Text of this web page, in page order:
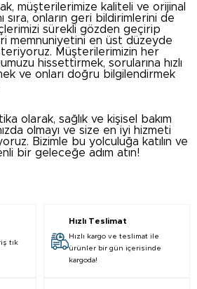
müşterilerimize kaliteli ve orijinal
sıra, onların geri bildirimlerini de
sürekli gözden geçirip
memnuniyetini en üst düzeyde
Müşterilerimizin her
hissettirmek, sorularına hızlı
ve onları doğru bilgilendirmek
olarak, sağlık ve kişisel bakım
olmayı ve size en iyi hizmeti
Bizimle bu yolculuğa katılın ve
bir geleceğe adım atın!
tık
Hızlı Teslimat
Hızlı kargo ve teslimat ile
ürünler bir gün içerisinde
kargoda!